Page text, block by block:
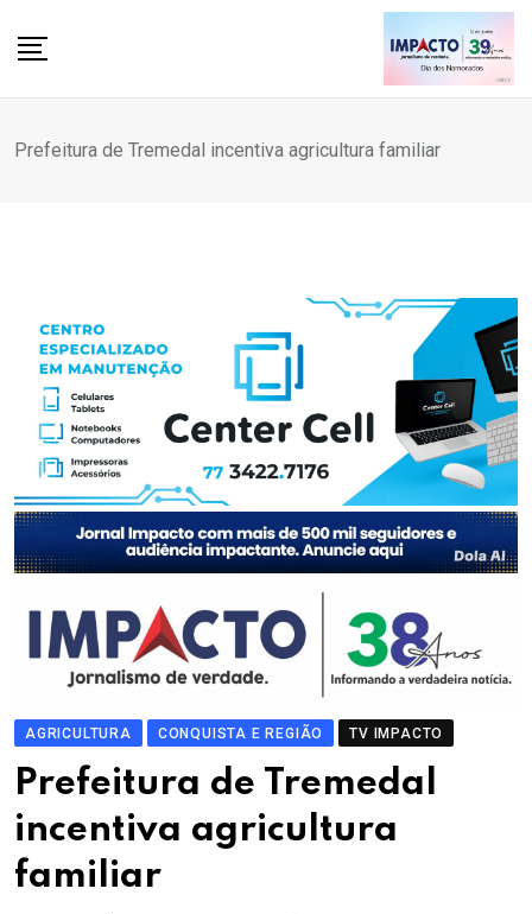
Prefeitura de Tremedal incentiva agricultura familiar
AGRICULTURA CONQUISTA E REGIÃO TV IMPACTO
Prefeitura de Tremedal
incentiva agricultura
familiar